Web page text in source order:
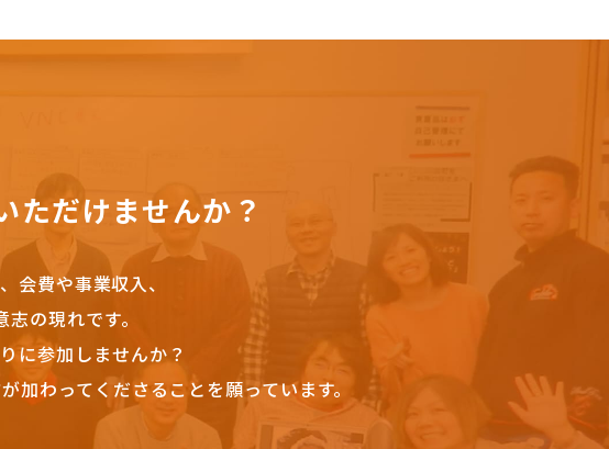
ただけませんか？
会費や事業収入、
の現れです。
に参加しませんか？
わってくださることを願っています。